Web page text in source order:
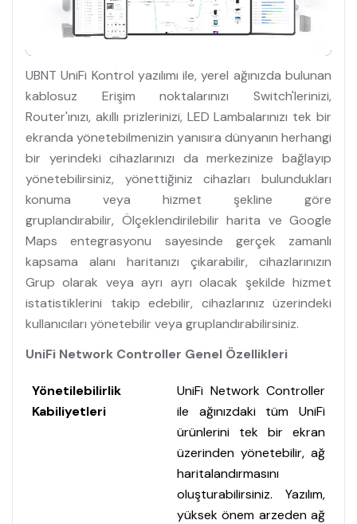
UBNT UniFi Kontrol yazılımı ile, yerel ağınızda bulunan
kablosuz Erişim noktalarınızı Switch'lerinizi,
Router'ınızı, akıllı prizlerinizi, LED Lambalarınızı tek bir
ekranda yönetebilmenizin yanısıra dünyanın herhangi
bir yerindeki cihazlarınızı da merkezinize bağlayıp
yönetebilirsiniz, yönettiğiniz cihazları bulundukları
konuma veya hizmet şekline göre
gruplandırabilir, Ölçeklendirilebilir harita ve Google
Maps entegrasyonu sayesinde gerçek zamanlı
kapsama alanı haritanızı çıkarabilir, cihazlarınızın
Grup olarak veya ayrı ayrı olacak şekilde hizmet
istatistiklerini takip edebilir, cihazlarınız üzerindeki
kullanıcıları yönetebilir veya gruplandırabilirsiniz.
UniFi Network Controller Genel Özellikleri
Yönetilebilirlik
Kabiliyetleri
UniFi Network Controller
ile ağınızdaki tüm UniFi
ürünlerini tek bir ekran
üzerinden yönetebilir, ağ
haritalandırmasını
oluşturabilirsiniz. Yazılım,
yüksek önem arzeden ağ